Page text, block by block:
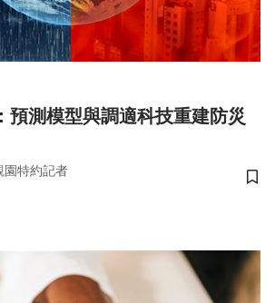
預測模型與調適科技重建防災
園特約記者
儲